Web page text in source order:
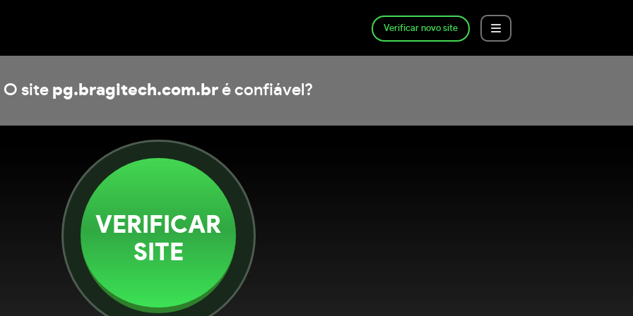
Verificar novo site
O site pg.bragitech.com.br é confiável?
VERIFICAR
SITE